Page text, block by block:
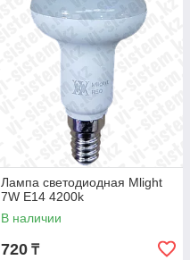
Лампа светодиодная Mlight
7W E14 4200k
В наличии
720 ₸